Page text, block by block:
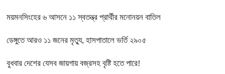
ময়মনসিংহের ৬ আসনে ১১ স্বতন্ত্র প্রার্থীর মনোনয়ন বাতিল
ডেঙ্গুতে আরও ১১ জনের মৃত্যু, হাসপাতালে ভর্তি ২৯০৫
বুধবার দেশের যেসব জায়গায় বজ্রসহ বৃষ্টি হতে পারে!